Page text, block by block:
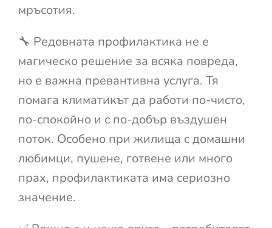
мръсотия.
🔧 Редовната профилактика не е
магическо решение за всяка повреда,
но е важна превантивна услуга. Тя
помага климатикът да работи по-чисто,
по-спокойно и с по-добър въздушен
поток. Особено при жилища с домашни
любимци, пушене, готвене или много
прах, профилактиката има сериозно
значение.